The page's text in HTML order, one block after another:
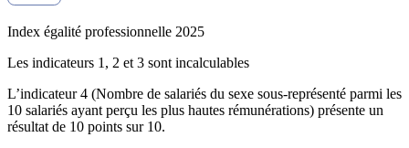
Index égalité professionnelle 2025
Les indicateurs 1, 2 et 3 sont incalculables
L’indicateur 4 (Nombre de salariés du sexe sous-représenté parmi les
10 salariés ayant perçu les plus hautes rémunérations) présente un
résultat de 10 points sur 10.